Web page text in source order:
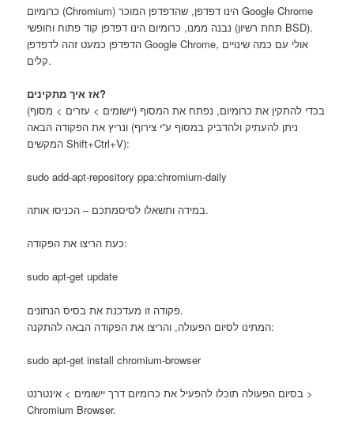
כרומיום (Chromium) הינו דפדפן, שהדפדפן המוכר Google Chrome
נבנה ממנו, כרומיום הינו דפדפן קוד פתוח וחופשי (תחת רשיון BSD).
הדפדפן כמעט זהה לדפדפן Google Chrome, אולי עם כמה שינויים
קלים.
אז איך מתקינים?
בכדי להתקין את כרומיום, נפתח את המסוף (יישומים > עזרים > מסוף)
ונריץ את הפקודה הבאה (ניתן להעתיק ולהדביק במסוף ע”י צירוף
המקשים Shift+Ctrl+V):
sudo add-apt-repository ppa:chromium-daily
במידה ותשאלו לסיסמתכם – הכניסו אותה.
כעת הריצו את הפקודה:
sudo apt-get update
פקודה זו מעדכנת את בסיס הנתונים.
המתינו לסיום הפעולה, והריצו את הפקודה הבאה להתקנה:
sudo apt-get install chromium-browser
בסיום הפעולה תוכלו להפעיל את כרומיום דרך יישומים > אינטרנט >
Chromium Browser.